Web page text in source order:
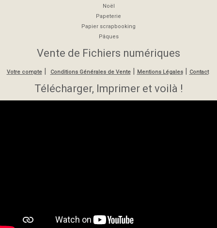
Noël
Papeterie
Papier scrapbooking
Pâques
Vente de Fichiers numériques
Votre compte| Conditions Générales de Vente| Mentions Légales Contact
Télécharger, Imprimer et voilà !